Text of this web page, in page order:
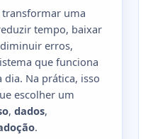
uma
tempo, baixar
erros,
que funciona
Na prática, isso
escolher um
, dados,
.